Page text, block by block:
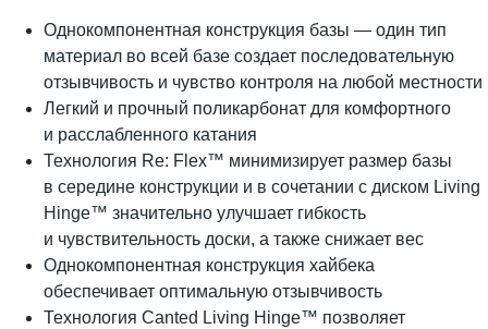
Однокомпонентная конструкция базы — один тип
материал во всей базе создает последовательную
отзывчивость и чувство контроля на любой местности
Легкий и прочный поликарбонат для комфортного
и расслабленного катания
Технология Re: Flex™ минимизирует размер базы
в середине конструкции и в сочетании с диском Living
Hinge™ значительно улучшает гибкость
и чувствительность доски, а также снижает вес
Однокомпонентная конструкция хайбека
обеспечивает оптимальную отзывчивость
Технология Canted Living Hinge™ позволяет